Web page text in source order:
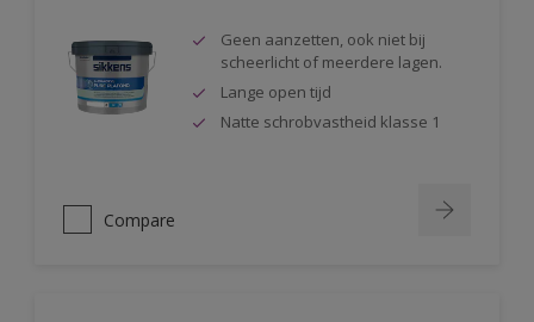
Geen aanzetten, ook niet bij
scheerlicht of meerdere lagen.
Lange open tijd
Natte schrobvastheid klasse 1
Compare